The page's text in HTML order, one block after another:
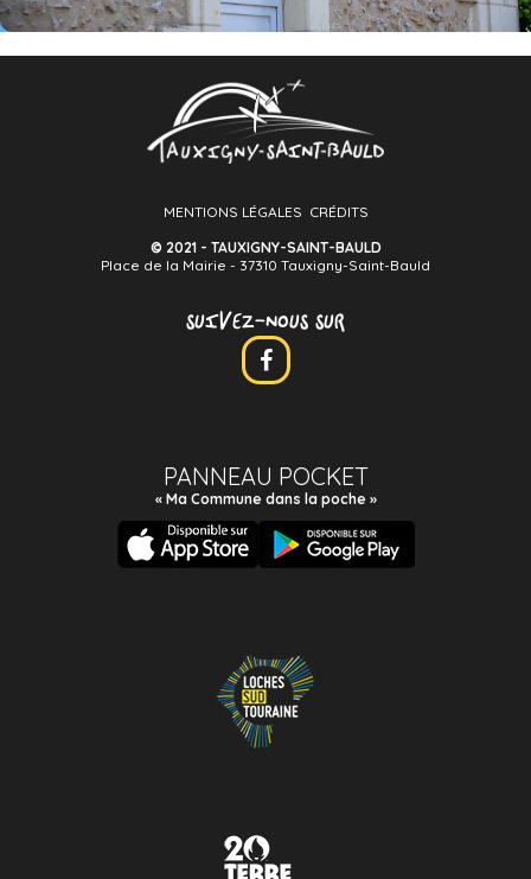
MENTIONS LÉGALES CRÉDITS
© 2021 - TAUXIGNY-SAINT-BAULD
Place de la Mairie - 37310 Tauxigny-Saint-Bauld
SUIVEZ-NOUS SUR
PANNEAU POCKET
« Ma Commune dans la poche »